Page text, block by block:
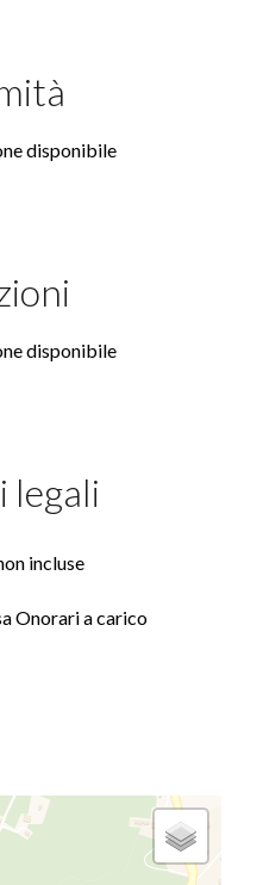
disponibile
disponibile
legali
incluse
Onorari a carico